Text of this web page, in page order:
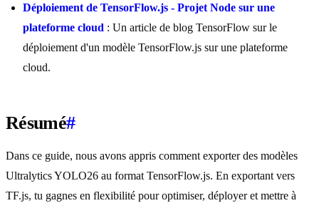
Déploiement de TensorFlow.js - Projet Node sur une
plateforme cloud : Un article de blog TensorFlow sur le
déploiement d'un modèle TensorFlow.js sur une plateforme
cloud.
Résumé#
Dans ce guide, nous avons appris comment exporter des modèles
Ultralytics YOLO26 au format TensorFlow.js. En exportant vers
TF.js, tu gagnes en flexibilité pour optimiser, déployer et mettre à